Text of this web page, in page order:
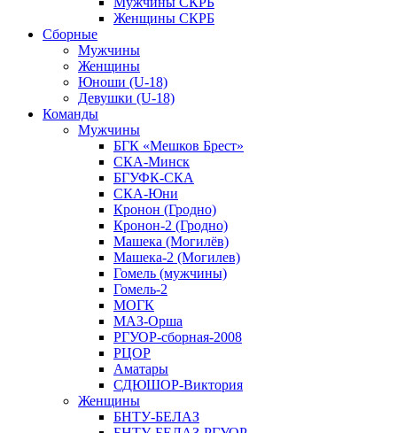
Женщины СКРБ
Сборные
Мужчины
Женщины
Юноши (U-18)
Девушки (U-18)
Команды
Мужчины
БГК «Мешков Брест»
СКА-Минск
БГУФК-СКА
СКА-Юни
Кронон (Гродно)
Кронон-2 (Гродно)
Машека (Могилёв)
Машека-2 (Могилев)
Гомель (мужчины)
Гомель-2
МОГК
МАЗ-Орша
РГУОР-сборная-2008
РЦОР
Аматары
СДЮШОР-Виктория
Женщины
БНТУ-БЕЛАЗ